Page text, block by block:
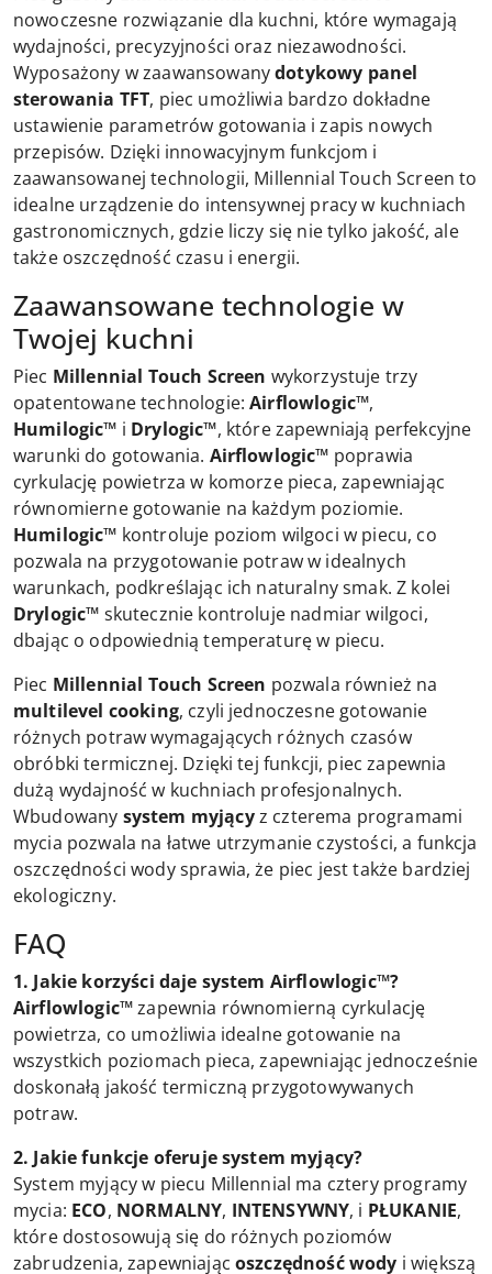
nowoczesne rozwiązanie dla kuchni, które wymagają
wydajności, precyzyjności oraz niezawodności.
Wyposażony w zaawansowanydotykowy panel
sterowania TFT, piec umożliwia bardzo dokładne
ustawienie parametrów gotowania i zapis nowych
przepisów. Dzięki innowacyjnym funkcjom i
zaawansowanej technologii, Millennial Touch Screen to
idealne urządzenie do intensywnej pracy w kuchniach
gastronomicznych, gdzie liczy się nie tylko jakość, ale
także oszczędność czasu i energii.
Zaawansowane technologie w
Twojej kuchni
Piec Millennial Touch Screen wykorzystuje trzy
opatentowane technologie:Airflowlogic™,
Humilogic™ i Drylogic™, które zapewniają perfekcyjne
warunki do gotowania. Airflowlogic™ poprawia
cyrkulację powietrza w komorze pieca, zapewniając
równomierne gotowanie na każdym poziomie.
Humilogic™ kontroluje poziom wilgoci w piecu, co
pozwala na przygotowanie potraw w idealnych
warunkach, podkreślając ich naturalny smak. Z kolei
Drylogic™ skutecznie kontroluje nadmiar wilgoci,
dbając o odpowiednią temperaturę w piecu.
Piec Millennial Touch Screen pozwala również na
multilevel cooking, czyli jednoczesne gotowanie
różnych potraw wymagających różnych czasów
obróbki termicznej. Dzięki tej funkcji, piec zapewnia
dużą wydajność w kuchniach profesjonalnych.
Wbudowany system myjącyz czterema programami
mycia pozwala na łatwe utrzymanie czystości, a funkcja
oszczędności wody sprawia, że piec jest także bardziej
ekologiczny.
FAQ
1. Jakie korzyści daje system Airflowlogic™?
Airflowlogic™zapewnia równomierną cyrkulację
powietrza, co umożliwia idealne gotowanie na
wszystkich poziomach pieca, zapewniając jednocześnie
doskonałą jakość termiczną przygotowywanych
potraw.
2. Jakie funkcje oferuje system myjący?
System myjący w piecu Millennial ma cztery programy
mycia: ECO, NORMALNY, INTENSYWNY, i PŁUKANIE,
które dostosowują się do różnych poziomów
zabrudzenia, zapewniającoszczędność wody i większą